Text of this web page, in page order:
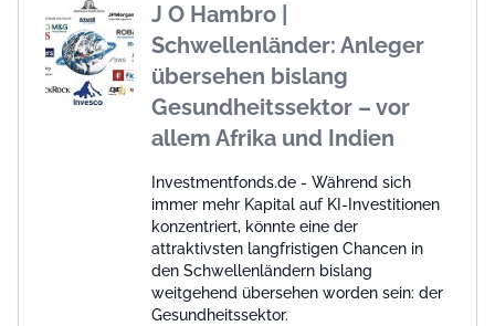
J O Hambro |
Schwellenländer: Anleger
übersehen bislang
Gesundheitssektor – vor
allem Afrika und Indien
Investmentfonds.de - Während sich
immer mehr Kapital auf KI-Investitionen
konzentriert, könnte eine der
attraktivsten langfristigen Chancen in
den Schwellenländern bislang
weitgehend übersehen worden sein: der
Gesundheitssektor.